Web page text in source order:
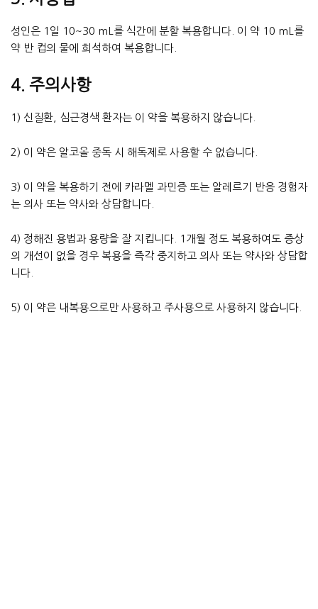
성인은 1일 10~30 mL를 식간에 분할 복용합니다. 이 약 10 mL를
약 반 컵의 물에 희석하여 복용합니다.
4. 주의사항
1) 신질환, 심근경색 환자는 이 약을 복용하지 않습니다.
2) 이 약은 알코올 중독 시 해독제로 사용할 수 없습니다.
3) 이 약을 복용하기 전에 카라멜 과민증 또는 알레르기 반응 경험자
는 의사 또는 약사와 상담합니다.
4) 정해진 용법과 용량을 잘 지킵니다. 1개월 정도 복용하여도 증상
의 개선이 없을 경우 복용을 즉각 중지하고 의사 또는 약사와 상담합
니다.
5) 이 약은 내복용으로만 사용하고 주사용으로 사용하지 않습니다.